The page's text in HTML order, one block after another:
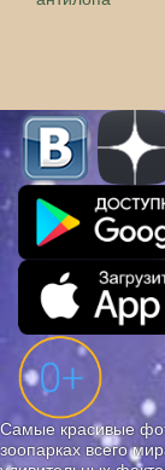
Самые красивые
зоопарках всего